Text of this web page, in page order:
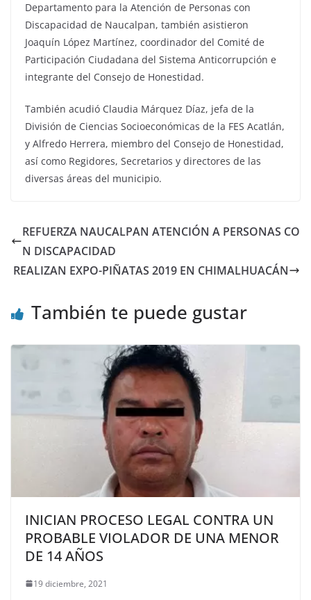
Departamento para la Atención de Personas con
Discapacidad de Naucalpan, también asistieron
Joaquín López Martínez, coordinador del Comité de
Participación Ciudadana del Sistema Anticorrupción e
integrante del Consejo de Honestidad.
También acudió Claudia Márquez Díaz, jefa de la
División de Ciencias Socioeconómicas de la FES Acatlán,
y Alfredo Herrera, miembro del Consejo de Honestidad,
así como Regidores, Secretarios y directores de las
diversas áreas del municipio.
REFUERZA NAUCALPAN ATENCIÓN A PERSONAS CO
N DISCAPACIDAD
REALIZAN EXPO-PIÑATAS 2019 EN CHIMALHUACÁN
También te puede gustar
INICIAN PROCESO LEGAL CONTRA UN
PROBABLE VIOLADOR DE UNA MENOR
DE 14 AÑOS
19 diciembre, 2021